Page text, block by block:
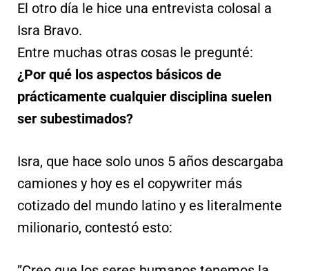
El otro día le hice una entrevista colosal a
Isra Bravo.
Entre muchas otras cosas le pregunté:
¿Por qué los aspectos básicos de
prácticamente cualquier disciplina suelen
ser subestimados?
Isra, que hace solo unos 5 años descargaba
camiones y hoy es el copywriter más
cotizado del mundo latino y es literalmente
milionario, contestó esto: